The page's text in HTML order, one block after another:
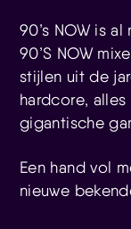
90’s NOW is
90’S NOW
stijlen uit de
hardcore,
gigantische
Een hand vol
nieuwe